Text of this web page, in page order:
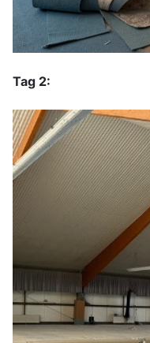
Tag 2: